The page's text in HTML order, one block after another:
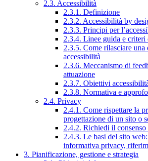
2.3. Accessibilità
2.3.1. Definizione
2.3.2. Accessibilità by
2.3.3. Principi per
2.3.4. Linee guida e criteri
2.3.5. Come rilasciare una
accessibilità
2.3.6. Meccanismo di
attuazione
2.3.7. Obiettivi
2.3.8. Normativa e
2.4. Privacy
2.4.1. Come rispettare la
progettazione di un sito o
2.4.2. Richiedi il consenso
2.4.3. Le basi del sito
informativa privacy,
3. Pianificazione, gestione e strategia